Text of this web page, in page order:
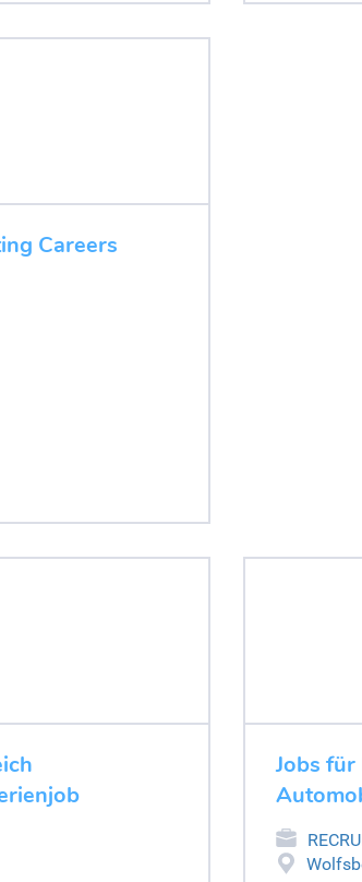
Careers
Jobs